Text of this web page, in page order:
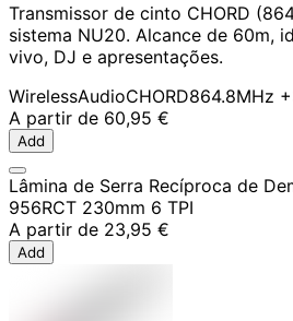
Transmissor de cinto CHORD
sistema NU20. Alcance de 60m,
vivo, DJ e apresentações.
WirelessAudioCHORD864.8MHz
A partir de 60,95 €
Add
Lâmina de Serra Recíproca de
956RCT 230mm 6 TPI
A partir de 23,95 €
Add